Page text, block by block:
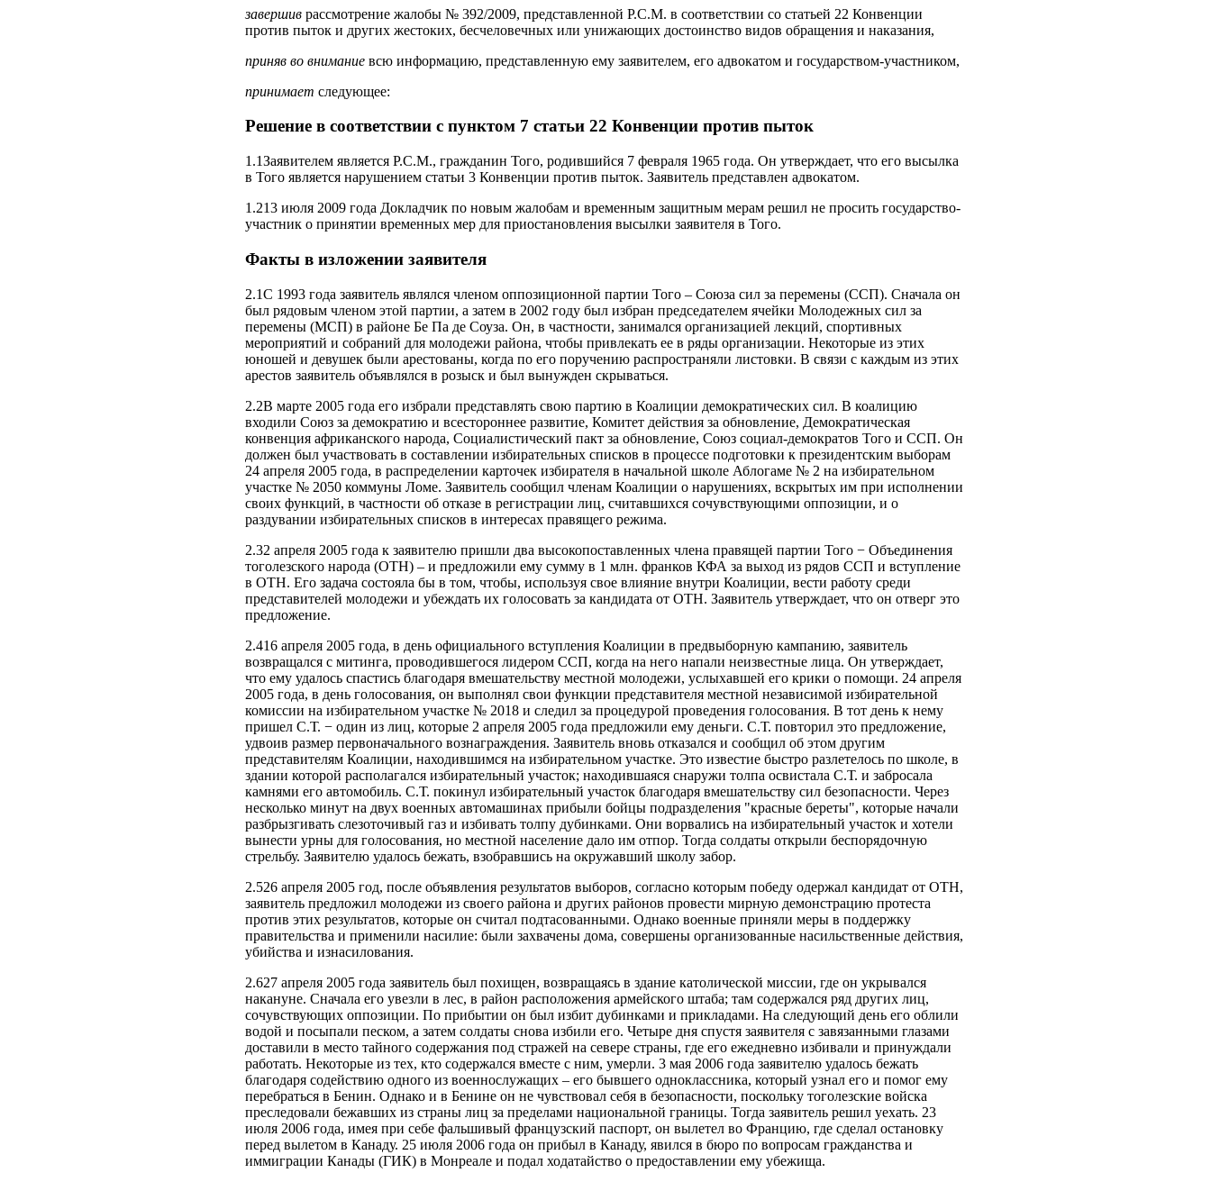
завершив рассмотрение жалобы № 392/2009, представленной Р.С.М. в соответствии со статьей 22 Конвенции
против пыток и других жестоких, бесчеловечных или унижающих достоинство видов обращения и наказания,
приняв во внимание всю информацию, представленную ему заявителем, его адвокатом и государством-участником,
принимает следующее:
Решение в соответствии с пунктом 7 статьи 22 Конвенции против пыток
1.1Заявителем является Р.С.М., гражданин Того, родившийся 7 февраля 1965 года. Он утверждает, что его высылка
в Того является нарушением статьи 3 Конвенции против пыток. Заявитель представлен адвокатом.
1.213 июля 2009 года Докладчик по новым жалобам и временным защитным мерам решил не просить государство-
участник о принятии временных мер для приостановления высылки заявителя в Того.
Факты в изложении заявителя
2.1С 1993 года заявитель являлся членом оппозиционной партии Того – Союза сил за перемены (ССП). Сначала он
был рядовым членом этой партии, а затем в 2002 году был избран председателем ячейки Молодежных сил за
перемены (МСП) в районе Бе Па де Соуза. Он, в частности, занимался организацией лекций, спортивных
мероприятий и собраний для молодежи района, чтобы привлекать ее в ряды организации. Некоторые из этих
юношей и девушек были арестованы, когда по его поручению распространяли листовки. В связи с каждым из этих
арестов заявитель объявлялся в розыск и был вынужден скрываться.
2.2В марте 2005 года его избрали представлять свою партию в Коалиции демократических сил. В коалицию
входили Союз за демократию и всестороннее развитие, Комитет действия за обновление, Демократическая
конвенция африканского народа, Социалистический пакт за обновление, Союз социал-демократов Того и ССП. Он
должен был участвовать в составлении избирательных списков в процессе подготовки к президентским выборам
24 апреля 2005 года, в распределении карточек избирателя в начальной школе Аблогаме № 2 на избирательном
участке № 2050 коммуны Ломе. Заявитель сообщил членам Коалиции о нарушениях, вскрытых им при исполнении
своих функций, в частности об отказе в регистрации лиц, считавшихся сочувствующими оппозиции, и о
раздувании избирательных списков в интересах правящего режима.
2.32 апреля 2005 года к заявителю пришли два высокопоставленных члена правящей партии Того − Объединения
тоголезского народа (ОТН) – и предложили ему сумму в 1 млн. франков КФА за выход из рядов ССП и вступление
в ОТН. Его задача состояла бы в том, чтобы, используя свое влияние внутри Коалиции, вести работу среди
представителей молодежи и убеждать их голосовать за кандидата от ОТН. Заявитель утверждает, что он отверг это
предложение.
2.416 апреля 2005 года, в день официального вступления Коалиции в предвыборную кампанию, заявитель
возвращался с митинга, проводившегося лидером ССП, когда на него напали неизвестные лица. Он утверждает,
что ему удалось спастись благодаря вмешательству местной молодежи, услыхавшей его крики о помощи. 24 апреля
2005 года, в день голосования, он выполнял свои функции представителя местной независимой избирательной
комиссии на избирательном участке № 2018 и следил за процедурой проведения голосования. В тот день к нему
пришел С.Т. − один из лиц, которые 2 апреля 2005 года предложили ему деньги. С.Т. повторил это предложение,
удвоив размер первоначального вознаграждения. Заявитель вновь отказался и сообщил об этом другим
представителям Коалиции, находившимся на избирательном участке. Это известие быстро разлетелось по школе, в
здании которой располагался избирательный участок; находившаяся снаружи толпа освистала С.Т. и забросала
камнями его автомобиль. С.Т. покинул избирательный участок благодаря вмешательству сил безопасности. Через
несколько минут на двух военных автомашинах прибыли бойцы подразделения "красные береты", которые начали
разбрызгивать слезоточивый газ и избивать толпу дубинками. Они ворвались на избирательный участок и хотели
вынести урны для голосования, но местной население дало им отпор. Тогда солдаты открыли беспорядочную
стрельбу. Заявителю удалось бежать, взобравшись на окружавший школу забор.
2.526 апреля 2005 год, после объявления результатов выборов, согласно которым победу одержал кандидат от ОТН,
заявитель предложил молодежи из своего района и других районов провести мирную демонстрацию протеста
против этих результатов, которые он считал подтасованными. Однако военные приняли меры в поддержку
правительства и применили насилие: были захвачены дома, совершены организованные насильственные действия,
убийства и изнасилования.
2.627 апреля 2005 года заявитель был похищен, возвращаясь в здание католической миссии, где он укрывался
накануне. Сначала его увезли в лес, в район расположения армейского штаба; там содержался ряд других лиц,
сочувствующих оппозиции. По прибытии он был избит дубинками и прикладами. На следующий день его облили
водой и посыпали песком, а затем солдаты снова избили его. Четыре дня спустя заявителя с завязанными глазами
доставили в место тайного содержания под стражей на севере страны, где его ежедневно избивали и принуждали
работать. Некоторые из тех, кто содержался вместе с ним, умерли. 3 мая 2006 года заявителю удалось бежать
благодаря содействию одного из военнослужащих – его бывшего одноклассника, который узнал его и помог ему
перебраться в Бенин. Однако и в Бенине он не чувствовал себя в безопасности, поскольку тоголезские войска
преследовали бежавших из страны лиц за пределами национальной границы. Тогда заявитель решил уехать. 23
июля 2006 года, имея при себе фальшивый французский паспорт, он вылетел во Францию, где сделал остановку
перед вылетом в Канаду. 25 июля 2006 года он прибыл в Канаду, явился в бюро по вопросам гражданства и
иммиграции Канады (ГИК) в Монреале и подал ходатайство о предоставлении ему убежища.